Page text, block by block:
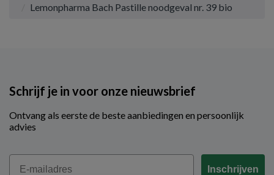
Lemonpharma Bach Pastille noodgeval nr. 39 bio
Schrijf je in voor onze nieuwsbrief
Ontvang als eerste de beste aanbiedingen en persoonlijk
advies
Email
Inschrijven